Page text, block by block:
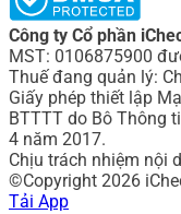
Công ty Cổ phần
MST: 0106875900
Thuế đang quản lý:
Giấy phép thiết lập
BTTTT do Bô Thông
4 năm 2017.
Chịu trách nhiệm nội
©Copyright 2026
Tải App